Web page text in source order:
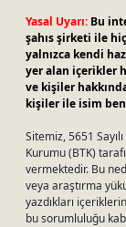
Yasal Uyarı: Bu
şahıs şirketi ile
yalnızca kendi
yer alan içerikler
ve kişiler
kişiler ile isim
Sitemiz, 5651
Kurumu (BTK)
vermektedir. Bu
veya araştırma
yazdıkları
bu sorumluluğu